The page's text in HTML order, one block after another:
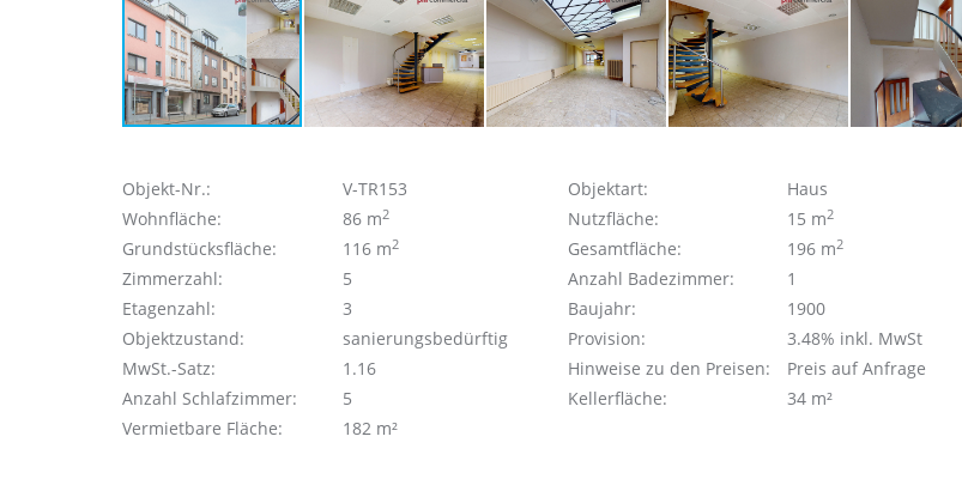
Objekt-Nr.: V-TR153 Objektart:
Haus
Wohnfläche:
86 m2 Nutzfläche: 15 m2
Grundstücksfläche: 116 m2 Gesamtfläche: 196 m2
Zimmerzahl: 5 Anzahl Badezimmer:
1
Etagenzahl:
3 Baujahr:
1900
Objektzustand:
sanierungsbedürftig Provision:
3.48% inkl. MwSt
MwSt.-Satz:
1.16 Hinweise zu den Preisen:
Preis auf Anfrage
Anzahl Schlafzimmer:
5 Kellerfläche:
34 m²
Vermietbare Fläche:
182 m²